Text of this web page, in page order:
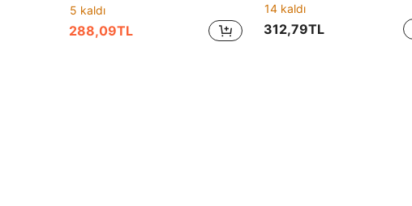
5 kaldı
288,09TL
14 kaldı
312,79TL